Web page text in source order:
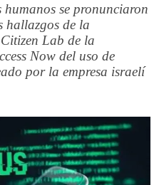
humanos se pronunciaron
hallazgos de la
Lab de la
Now del uso de
por la empresa israelí